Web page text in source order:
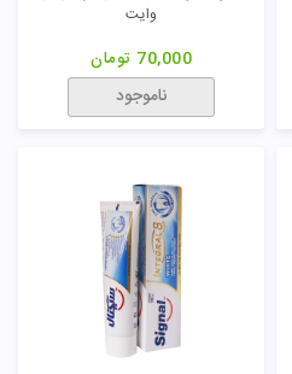
وایت
70,000 تومان
ناموجود